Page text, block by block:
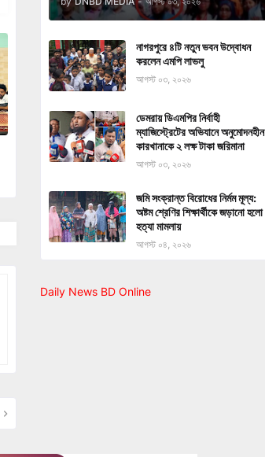
নাগরপুরে ৪টি নতুন ভবন উদ্বোধন
করলেন এমপি লাভলু
আগস্ট ০৩, ২০২৬
ডেমরায় ডিএমপির নির্বাহী
ম্যাজিস্ট্রেটের অভিযানে অনুমোদনহীন
কারখানাকে ২ লক্ষ টাকা জরিমানা
আগস্ট ০৩, ২০২৬
জমি সংক্রান্ত বিরোধের নির্মম মূল্য:
অষ্টম শ্রেণির শিক্ষার্থীকে জড়ানো হলো
হত্যা মামলায়
আগস্ট ০৪, ২০২৬
Daily News BD Online